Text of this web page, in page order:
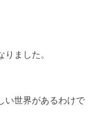
ました。
い世界があるわけで